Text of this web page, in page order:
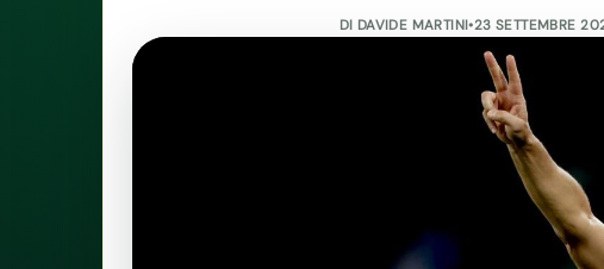
DI DAVIDE MARTINI•23 SETTEMBRE